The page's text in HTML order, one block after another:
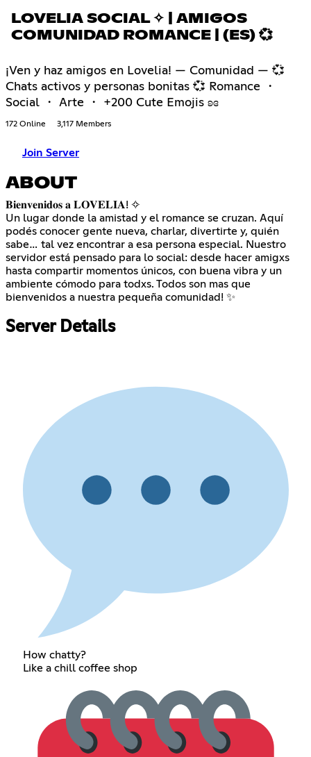
LOVELIA SOCIAL ✧ | AMIGOS
COMUNIDAD ROMANCE | (ES) 💞
¡Ven y haz amigos en Lovelia! — Comunidad — 💞
Chats activos y personas bonitas 💞 Romance ・
Social ・ Arte ・ +200 Cute Emojis ʚɞ
172 Online 3,117 Members
Join Server
ABOUT
𝐁𝐢𝐞𝐧𝐯𝐞𝐧𝐢𝐝𝐨𝐬 𝐚 𝐋𝐎𝐕𝐄𝐋𝐈𝐀! ✧
Un lugar donde la amistad y el romance se cruzan. Aquí
podés conocer gente nueva, charlar, divertirte y, quién
sabe… tal vez encontrar a esa persona especial. Nuestro
servidor está pensado para lo social: desde hacer amigxs
hasta compartir momentos únicos, con buena vibra y un
ambiente cómodo para todxs. Todos son mas que
bienvenidos a nuestra pequeña comunidad! ✨
Server Details
How chatty?
Like a chill coffee shop